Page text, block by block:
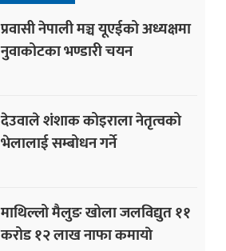
प्रवासी नेपाली मञ्च यूएईको अध्यक्षमा
नुवाकोटका भण्डारी चयन
देउवाले शंशाक कोइराला नेतृत्वको
भेलालाई सम्बोधन गर्ने
माथिल्लो मैलुङ खोला जलविद्युत ११
करोड १२ लाख नाफा कमायाे